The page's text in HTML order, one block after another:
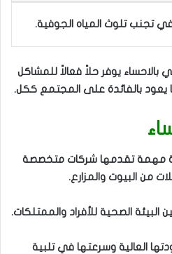
تجنب تلوث المياه الجوفية.
يوفر حلاً فعالاً للمشاكل
يعود بالفائدة على المجتمع ككل.
مهمة تقدمها شركات متخصصة
من البيوت والمزارع.
الصحية للأفراد والممتلكات.
العالية وسرعتها في تلبية